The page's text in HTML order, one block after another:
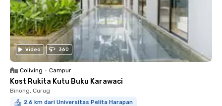
Video 360
Coliving • Campur
Kost Rukita Kutu Buku Karawaci
Binong, Curug
2.6 km dari Universitas Pelita Harapan